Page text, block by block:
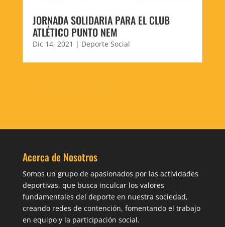
JORNADA SOLIDARIA PARA EL CLUB
ATLÉTICO PUNTO NEM
Dic 14, 2021 | Deporte Social
Acerca de Nosotros
Somos un grupo de apasionados por las actividades
deportivas, que busca inculcar los valores
fundamentales del deporte en nuestra sociedad,
creando redes de contención, fomentando el trabajo
en equipo y la participación social.